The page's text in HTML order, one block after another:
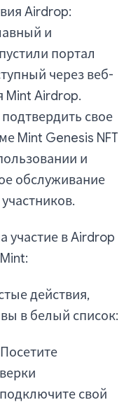
Airdrop:
и
портал
через веб-
Mint Airdrop.
свое
Mint Genesis NFT
и
обслуживание
участие в Airdrop
действия,
в белый список:
свой